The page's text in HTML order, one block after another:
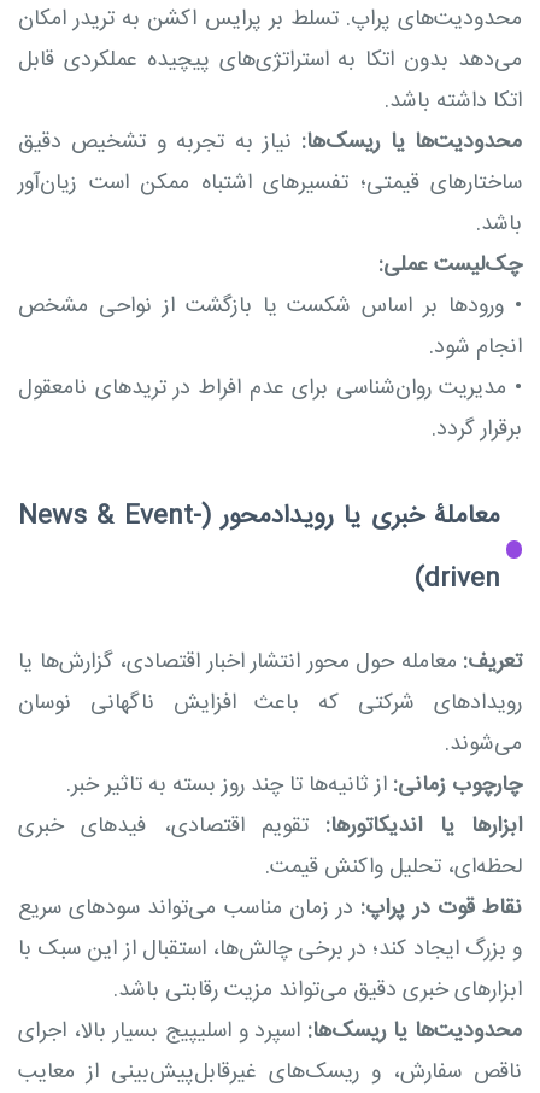
محدودیت‌های پراپ. تسلط بر پرایس اکشن به تریدر امکان
می‌دهد بدون اتکا به استراتژی‌های پیچیده عملکردی قابل
اتکا داشته باشد.
محدودیت‌ها یا ریسک‌ها: نیاز به تجربه و تشخیص دقیق
ساختارهای قیمتی؛ تفسیرهای اشتباه ممکن است زیان‌آور
باشد.
چک‌لیست عملی:
• ورودها بر اساس شکست یا بازگشت از نواحی مشخص
انجام شود.
• مدیریت روان‌شناسی برای عدم افراط در تریدهای نامعقول
برقرار گردد.
معاملۀ خبری یا رویدادمحور (News & Event-
driven)
تعریف: معامله حول محور انتشار اخبار اقتصادی، گزارش‌ها یا
رویدادهای شرکتی که باعث افزایش ناگهانی نوسان
می‌شوند.
چارچوب زمانی: از ثانیه‌ها تا چند روز بسته به تاثیر خبر.
ابزارها یا اندیکاتورها: تقویم اقتصادی، فیدهای خبری
لحظه‌ای، تحلیل واکنش قیمت.
نقاط قوت در پراپ: در زمان مناسب می‌تواند سودهای سریع
و بزرگ ایجاد کند؛ در برخی چالش‌ها، استقبال از این سبک با
ابزارهای خبری دقیق می‌تواند مزیت رقابتی باشد.
محدودیت‌ها یا ریسک‌ها: اسپرد و اسلیپیج بسیار بالا، اجرای
ناقص سفارش، و ریسک‌های غیرقابل‌پیش‌بینی از معایب